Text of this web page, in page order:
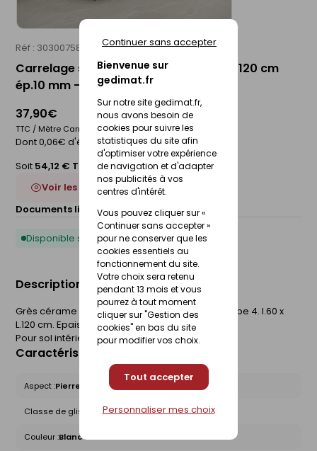
Bienvenue sur
gedimat.fr
Sur notre site gedimat.fr,
nous avons besoin de
cookies pour suivre les
statistiques du site afin
d'optimiser votre expérience
de navigation et d'adapter
nos publicités à vos
centres d'intérêt.
Vous pouvez cliquer sur «
Continuer sans accepter »
pour ne conserver que les
cookies essentiels au
fonctionnement du site.
Votre choix sera retenu
pendant 13 mois et vous
pourrez à tout moment
cliquer sur "Gestion des
cookies" en bas du site
pour modifier vos choix.
Tout accepter
Continuer sans accepter
Personnaliser mes choix
Réf : 30300758 STN
Carrelage sol intérieur AUSTRAL - 60 x 120 cm
ép.10 mm - pearl
37,90€
TTC / Mètre Carré
Dont 0,06€ d'éco-participation
Soit 54,12 € TTC
/Boite
Voir les 2 déclinaisons
Documents liés :
Fiche technique
Disponible sous 10 jours
Description du produit
Grès cérame émaillé. Aspect mat. Rectifié. Groupe 4. l.60 x
L.120 cm. Epaisseur 10 mm. Boîte de 1,428 m².
Pour sol intérieur.
Caractéristiques du produit
Aspect :Pierre
Classe de glissance (R) :R9
Couleur :Blanc